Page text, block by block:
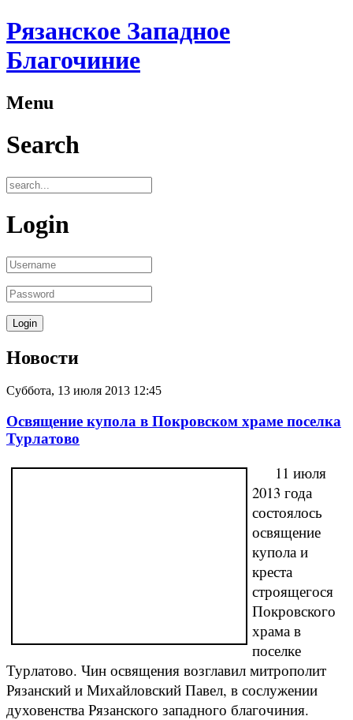
Рязанское Западное
Благочиние
Menu
Search
Login
Новости
Суббота, 13 июля 2013 12:45
Освящение купола в Покровском храме поселка
Турлатово
11 июля
2013 года
состоялось
освящение
купола и
креста
строящегося
Покровского
храма в
поселке
Турлатово. Чин освящения возглавил митрополит
Рязанский и Михайловский Павел, в сослужении
духовенства Рязанского западного благочиния.